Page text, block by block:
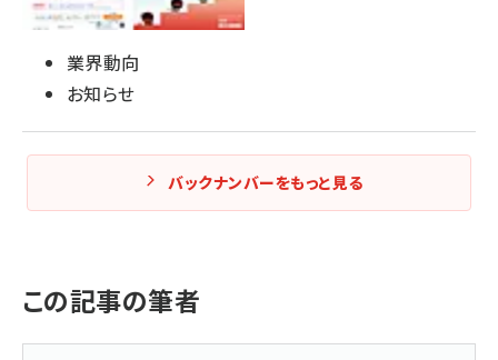
業界動向
お知らせ
バックナンバーをもっと見る
この記事の筆者